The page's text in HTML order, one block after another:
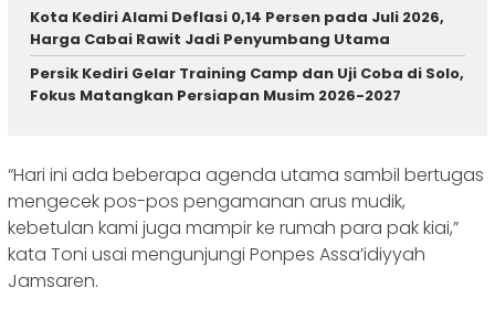
Kota Kediri Alami Deflasi 0,14 Persen pada Juli 2026,
Harga Cabai Rawit Jadi Penyumbang Utama
Persik Kediri Gelar Training Camp dan Uji Coba di Solo,
Fokus Matangkan Persiapan Musim 2026-2027
“Hari ini ada beberapa agenda utama sambil bertugas
mengecek pos-pos pengamanan arus mudik,
kebetulan kami juga mampir ke rumah para pak kiai,”
kata Toni usai mengunjungi Ponpes Assa’idiyyah
Jamsaren.